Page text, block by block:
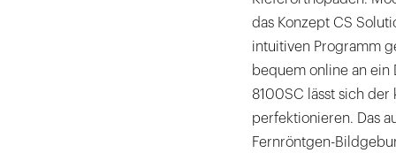
das Konzept CS
intuitiven Programm
bequem online an
8100SC lässt sich
perfektionieren. Das
Fernröntgen-